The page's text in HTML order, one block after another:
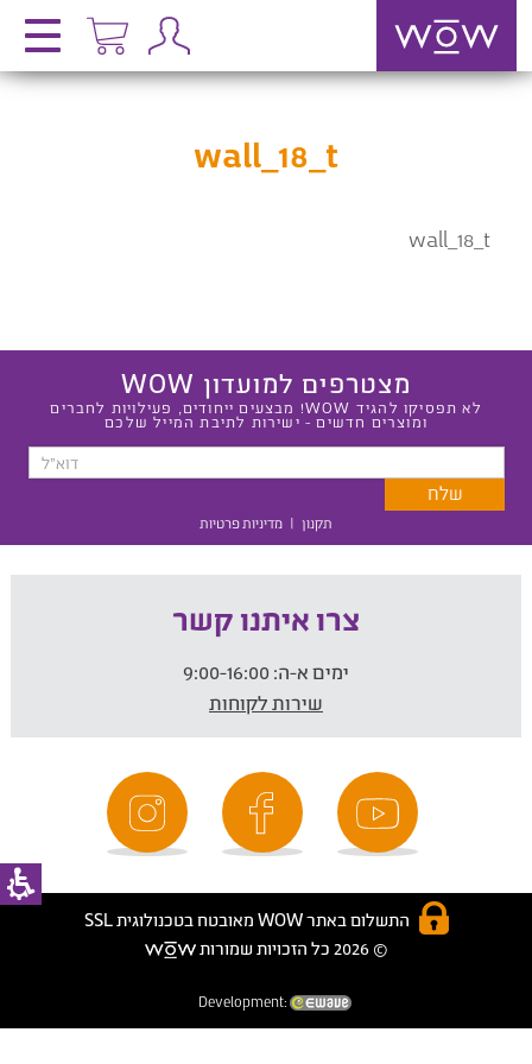
wall_18_t
wall_18_t
מצטרפים למועדון WOW
לא תפסיקו להגיד WOW! מבצעים ייחודים, פעילויות לחברים
ומוצרים חדשים - ישירות לתיבת המייל שלכם
תקנון | מדיניות פרטיות
צרו איתנו קשר
ימים א-ה:
שירות לקוחות
התשלום באתר WOW מאובטח בטכנולוגית SSL
© 2026 כל הזכויות שמורות
Development: